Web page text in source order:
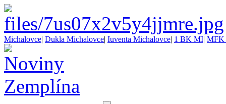
Michalovce| Dukla Michalovce| Iuventa Michalovce| 1 BK MI| MFK